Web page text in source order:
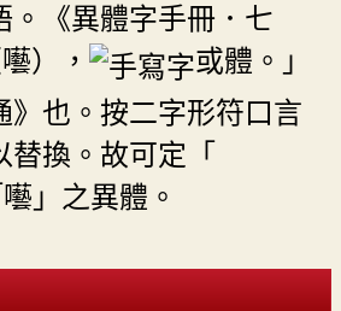
。《異體字手冊．七
囈），
或體。」
》也。按二字形符口言
替換。故可定「
」之異體。